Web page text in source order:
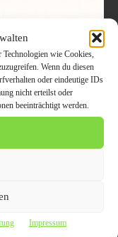
wie Cookies,
Wenn du diesen
oder eindeutige IDs
nicht erteilst oder
beeinträchtigt werden.
Impressum